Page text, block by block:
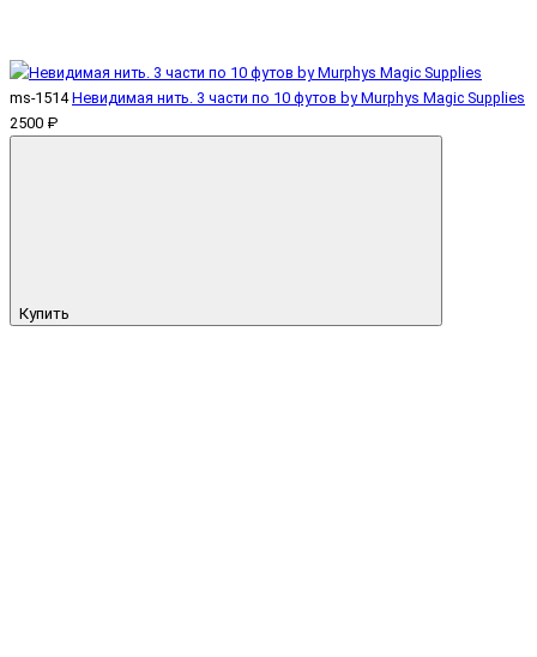
ms-1514 Невидимая нить. 3 части по 10 футов by Murphys Magic Supplies
2500 ₽
Купить